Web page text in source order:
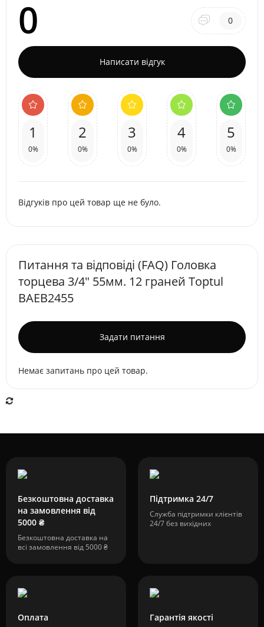
0 0
Написати відгук
1
0%
2
0%
3
0%
4
0%
5
0%
Відгуків про цей товар ще не було.
Питання та відповіді (FAQ) Головка
торцева 3/4" 55мм. 12 граней Toptul
BAEB2455
Задати питання
Немає запитань про цей товар.
Безкоштовна доставка
на замовлення від
5000 ₴
Безкоштовна доставка на
всі замовлення від 5000 ₴
Підтримка 24/7
Служба підтримки клієнтів
24/7 без вихідних
Оплата Гарантія якості